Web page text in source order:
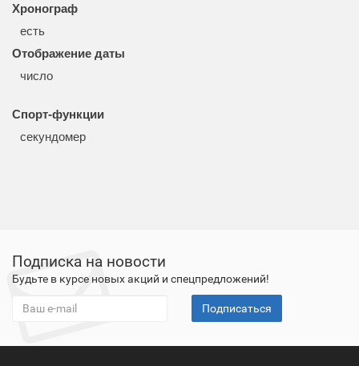
Хронограф
есть
Отображение даты
число
Спорт-функции
секундомер
Подписка на новости
Будьте в курсе новых акций и спецпредложений!
Подписаться